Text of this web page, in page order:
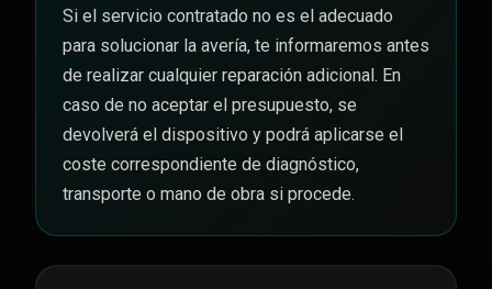
Si el servicio contratado no es el adecuado
para solucionar la avería, te informaremos antes
de realizar cualquier reparación adicional. En
caso de no aceptar el presupuesto, se
devolverá el dispositivo y podrá aplicarse el
coste correspondiente de diagnóstico,
transporte o mano de obra si procede.